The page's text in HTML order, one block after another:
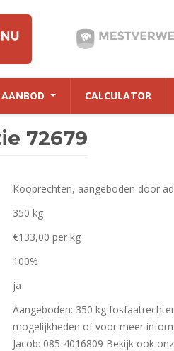
CALCULATOR
72679
Kooprechten, aangeboden door
350 kg
€133,00 per kg
100%
ja
Aangeboden: 350 kg
mogelijkheden of voor meer
Jacob: 085-4016809 Bekijk ook